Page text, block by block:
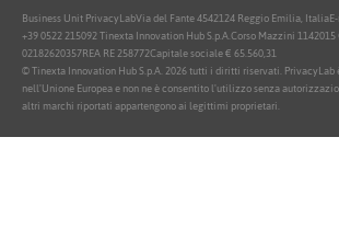
Business Unit PrivacyLabVia del Fante 4542124 Reggio Emilia, Italia
+39 0522 215092Tinexta Innovation Hub S.p.A.Corso Mazzini 11
02182620357REA RE 258772Capitale sociale € 65.560,31
© Tinexta Innovation Hub S.p.A. 2026 tutti i diritti riservati. PrivacyLab
nell'Unione Europea e non ne è consentito l'utilizzo senza
altri marchi riportati appartengono ai legittimi proprietari.